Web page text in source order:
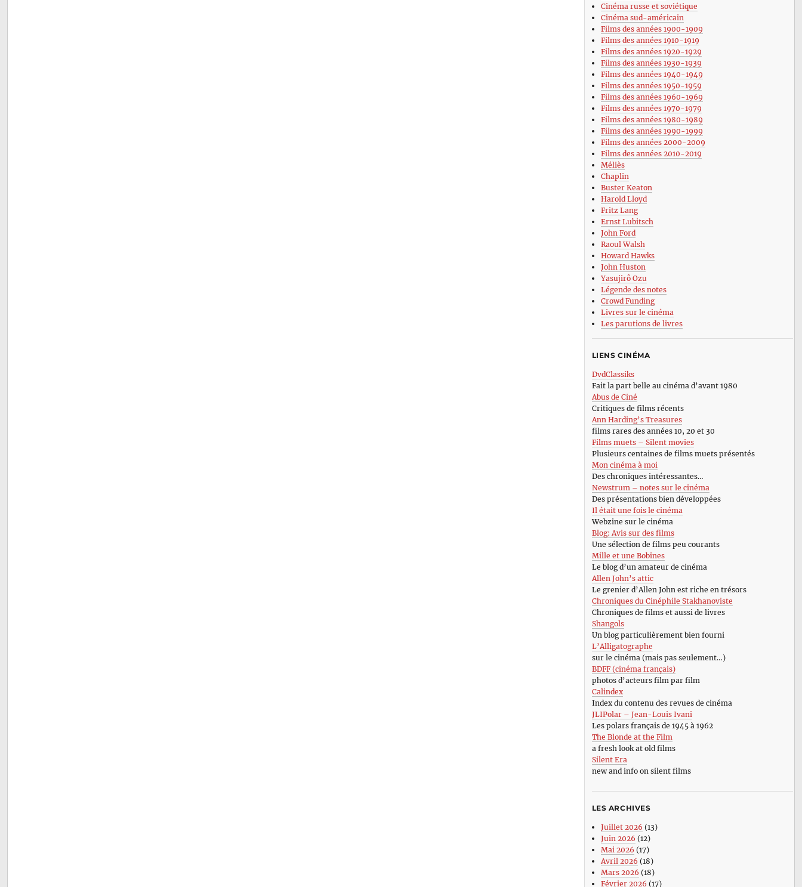
Cinéma russe et soviétique
Cinéma sud-américain
Films des années 1900-1909
Films des années 1910-1919
Films des années 1920-1929
Films des années 1930-1939
Films des années 1940-1949
Films des années 1950-1959
Films des années 1960-1969
Films des années 1970-1979
Films des années 1980-1989
Films des années 1990-1999
Films des années 2000-2009
Films des années 2010-2019
Méliès
Chaplin
Buster Keaton
Harold Lloyd
Fritz Lang
Ernst Lubitsch
John Ford
Raoul Walsh
Howard Hawks
John Huston
Yasujirô Ozu
Légende des notes
Crowd Funding
Livres sur le cinéma
Les parutions de livres
LIENS CINÉMA
DvdClassiks
Fait la part belle au cinéma d’avant 1980
Abus de Ciné
Critiques de films récents
Ann Harding’s Treasures
films rares des années 10, 20 et 30
Films muets – Silent movies
Plusieurs centaines de films muets présentés
Mon cinéma à moi
Des chroniques intéressantes…
Newstrum – notes sur le cinéma
Des présentations bien développées
Il était une fois le cinéma
Webzine sur le cinéma
Blog: Avis sur des films
Une sélection de films peu courants
Mille et une Bobines
Le blog d’un amateur de cinéma
Allen John’s attic
Le grenier d’Allen John est riche en trésors
Chroniques du Cinéphile Stakhanoviste
Chroniques de films et aussi de livres
Shangols
Un blog particulièrement bien fourni
L’Alligatographe
sur le cinéma (mais pas seulement…)
BDFF (cinéma français)
photos d’acteurs film par film
Calindex
Index du contenu des revues de cinéma
JLIPolar – Jean-Louis Ivani
Les polars français de 1945 à 1962
The Blonde at the Film
a fresh look at old films
Silent Era
new and info on silent films
LES ARCHIVES
Juillet 2026 (13)
Juin 2026 (12)
Mai 2026 (17)
Avril 2026 (18)
Mars 2026 (18)
Février 2026 (17)